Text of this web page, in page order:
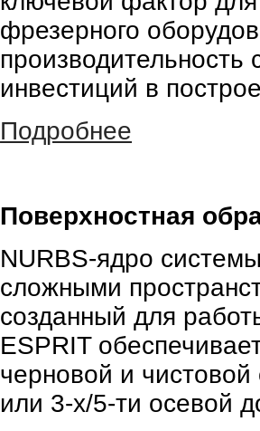
фрезерного
производительность
инвестиций в
Подробнее
Поверхностная
NURBS-ядро
сложными
созданный для
ESPRIT
черновой и
или 3-х/5-ти осевой